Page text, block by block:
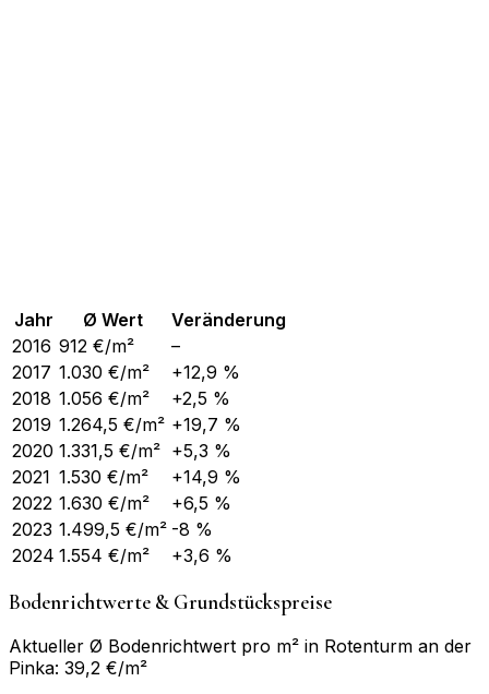
Jahr Ø Wert
Veränderung
2016 912 €/m²
–
2017 1.030 €/m²
+12,9 %
2018 1.056 €/m²
+2,5 %
2019 1.264,5 €/m² +19,7 %
2020 1.331,5 €/m² +5,3 %
2021 1.530 €/m²
+14,9 %
2022 1.630 €/m²
+6,5 %
2023 1.499,5 €/m² -8 %
2024 1.554 €/m² +3,6 %
Bodenrichtwerte & Grundstückspreise
Aktueller Ø Bodenrichtwert pro m² in Rotenturm an der
Pinka: 39,2 €/m²